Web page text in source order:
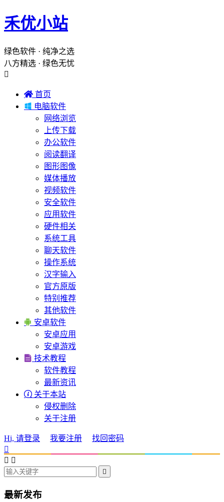
禾优小站
绿色软件 · 纯净之选
八方精选 · 绿色无忧

 首页
 电脑软件
网络浏览
上传下载
办公软件
阅读翻译
图形图像
媒体播放
视频软件
安全软件
应用软件
硬件相关
系统工具
聊天软件
操作系统
汉字输入
官方原版
特别推荐
其他软件
 安卓软件
安卓应用
安卓游戏
 技术教程
软件教程
最新资讯
 关于本站
侵权删除
关于注册
Hi, 请登录 我要注册
找回密码

 

最新发布